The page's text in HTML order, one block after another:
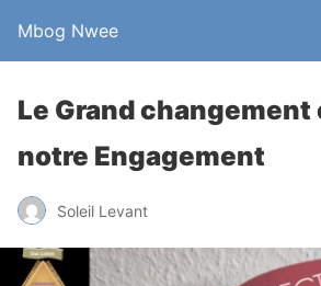
Mbog Nwee
Le Grand
notre Engagement
Soleil Levant